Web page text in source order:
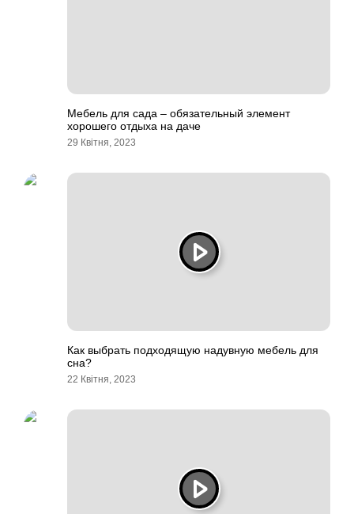
Мебель для сада – обязательный элемент
хорошего отдыха на даче
29 Квітня, 2023
Как выбрать подходящую надувную мебель для
сна?
22 Квітня, 2023